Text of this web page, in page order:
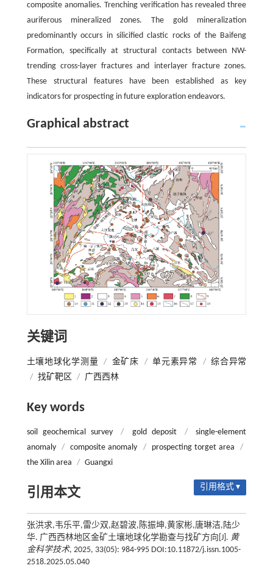
composite anomalies. Trenching verification has revealed three
auriferous mineralized zones. The gold mineralization
predominantly occurs in silicified clastic rocks of the Baifeng
Formation, specifically at structural contacts between NW-
trending cross-layer fractures and interlayer fracture zones.
These structural features have been established as key
indicators for prospecting in future exploration endeavors.
Graphical abstract
关键词
土壤地球化学测量 / 金矿床 / 单元素异常 / 综合异常
/ 找矿靶区 / 广西西林
Key words
soil geochemical survey / gold deposit /
single-element
anomaly
/ composite anomaly / prospecting torget area
/
the Xilin area / Guangxi
引用本文 引用格式 ▾
张洪求,韦乐平,雷少双,赵碧波,陈振坤,黄家彬,唐琳洁,陆少
华. 广西西林地区金矿土壤地球化学勘查与找矿方向[J]. 黄
金科学技术, 2025, 33(05): 984-995 DOI:10.11872/j.issn.1005-
2518.2025.05.040